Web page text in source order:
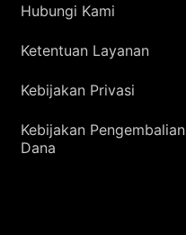
Hubungi Kami
Ketentuan Layanan
Kebijakan Privasi
Kebijakan Pengembalian
Dana